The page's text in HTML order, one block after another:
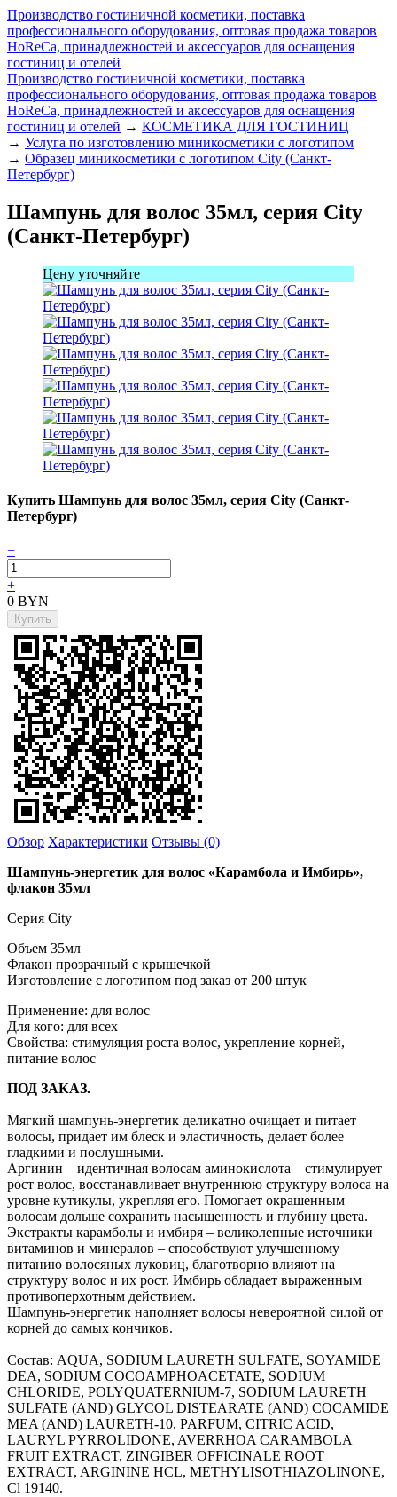
Производство гостиничной косметики, поставка
профессионального оборудования, оптовая продажа товаров
HoReCa, принадлежностей и аксессуаров для оснащения
гостиниц и отелей
Производство гостиничной косметики, поставка
профессионального оборудования, оптовая продажа товаров
HoReCa, принадлежностей и аксессуаров для оснащения
гостиниц и отелей → КОСМЕТИКА ДЛЯ ГОСТИНИЦ
→ Услуга по изготовлению миникосметики с логотипом
→ Образец миникосметики с логотипом City (Санкт-
Петербург)
Шампунь для волос 35мл, серия City
(Санкт-Петербург)
Цену уточняйте
Купить Шампунь для волос 35мл, серия City (Санкт-
Петербург)
−
+
0 BYN
Обзор Характеристики Отзывы (0)
Шампунь-энергетик для волос «Карамбола и Имбирь»,
флакон 35мл
Серия City
Объем 35мл
Флакон прозрачный с крышечкой
Изготовление с логотипом под заказ от 200 штук
Применение: для волос
Для кого: для всех
Свойства: стимуляция роста волос, укрепление корней,
питание волос
ПОД ЗАКАЗ.
Мягкий шампунь-энергетик деликатно очищает и питает
волосы, придает им блеск и эластичность, делает более
гладкими и послушными.
Аргинин – идентичная волосам аминокислота – стимулирует
рост волос, восстанавливает внутреннюю структуру волоса на
уровне кутикулы, укрепляя его. Помогает окрашенным
волосам дольше сохранить насыщенность и глубину цвета.
Экстракты карамболы и имбиря – великолепные источники
витаминов и минералов – способствуют улучшенному
питанию волосяных луковиц, благотворно влияют на
структуру волос и их рост. Имбирь обладает выраженным
противоперхотным действием.
Шампунь-энергетик наполняет волосы невероятной силой от
корней до самых кончиков.
Состав: AQUA, SODIUM LAURETH SULFATE, SOYAMIDE
DEA, SODIUM COCOAMPHOACETATE, SODIUM
CHLORIDE, POLYQUATERNIUM-7, SODIUM LAURETH
SULFATE (AND) GLYCOL DISTEARATE (AND) COCAMIDE
MEA (AND) LAURETH-10, PARFUM, CITRIC ACID,
LAURYL PYRROLIDONE, AVERRHOA CARAMBOLA
FRUIT EXTRACT, ZINGIBER OFFICINALE ROOT
EXTRACT, ARGININE HCL, METHYLISOTHIAZOLINONE,
Cl 19140.